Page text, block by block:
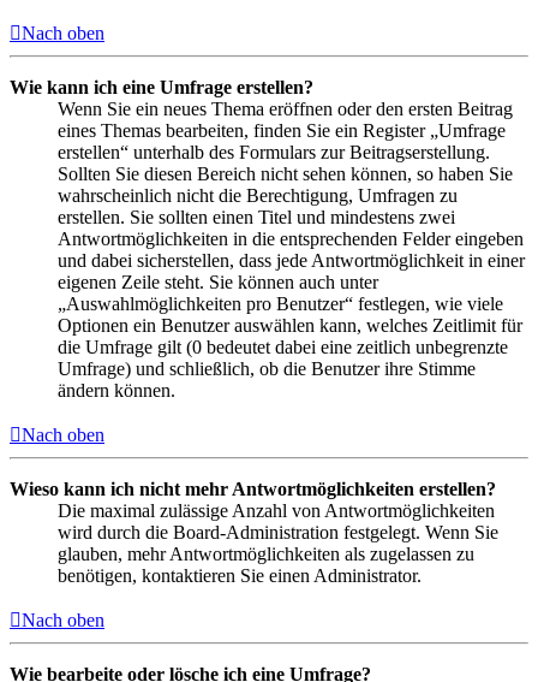
Nach oben
Wie kann ich eine Umfrage erstellen?
Wenn Sie ein neues Thema eröffnen oder den ersten Beitrag
eines Themas bearbeiten, finden Sie ein Register „Umfrage
erstellen“ unterhalb des Formulars zur Beitragserstellung.
Sollten Sie diesen Bereich nicht sehen können, so haben Sie
wahrscheinlich nicht die Berechtigung, Umfragen zu
erstellen. Sie sollten einen Titel und mindestens zwei
Antwortmöglichkeiten in die entsprechenden Felder eingeben
und dabei sicherstellen, dass jede Antwortmöglichkeit in einer
eigenen Zeile steht. Sie können auch unter
„Auswahlmöglichkeiten pro Benutzer“ festlegen, wie viele
Optionen ein Benutzer auswählen kann, welches Zeitlimit für
die Umfrage gilt (0 bedeutet dabei eine zeitlich unbegrenzte
Umfrage) und schließlich, ob die Benutzer ihre Stimme
ändern können.
Nach oben
Wieso kann ich nicht mehr Antwortmöglichkeiten erstellen?
Die maximal zulässige Anzahl von Antwortmöglichkeiten
wird durch die Board-Administration festgelegt. Wenn Sie
glauben, mehr Antwortmöglichkeiten als zugelassen zu
benötigen, kontaktieren Sie einen Administrator.
Nach oben
Wie bearbeite oder lösche ich eine Umfrage?